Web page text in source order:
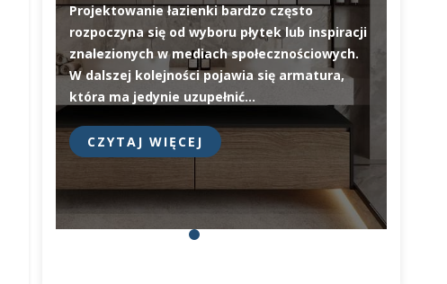
Projektowanie łazienki bardzo często
rozpoczyna się od wyboru płytek lub inspiracji
znalezionych w mediach społecznościowych.
W dalszej kolejności pojawia się armatura,
która ma jedynie uzupełnić…
CZYTAJ WIĘCEJ